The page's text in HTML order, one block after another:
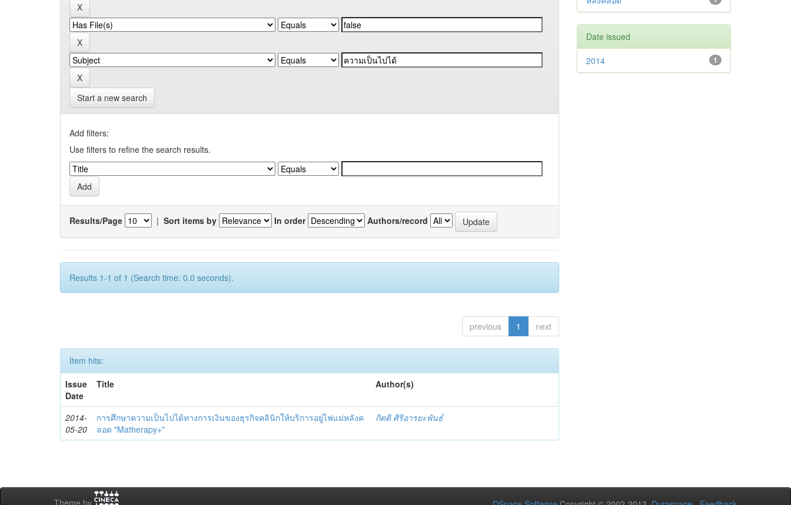
Start a new search
Add filters:
Use filters to refine the search results.
Results/Page | Sort items by In order Authors/record
Results 1-1 of 1 (Search time: 0.0 seconds).
previous 1 next
Item hits:
Issue
Date
Title Author(s)
2014-
05-20
การศึกษาความเป็นไปได้ทางการเงินของธุรกิจคลินิกให้บริการอยู่ไฟแม่หลังค
ลอด "Matherapy+"
กิตติ ศิริอารยะพันธ์
Date issued
1
2014